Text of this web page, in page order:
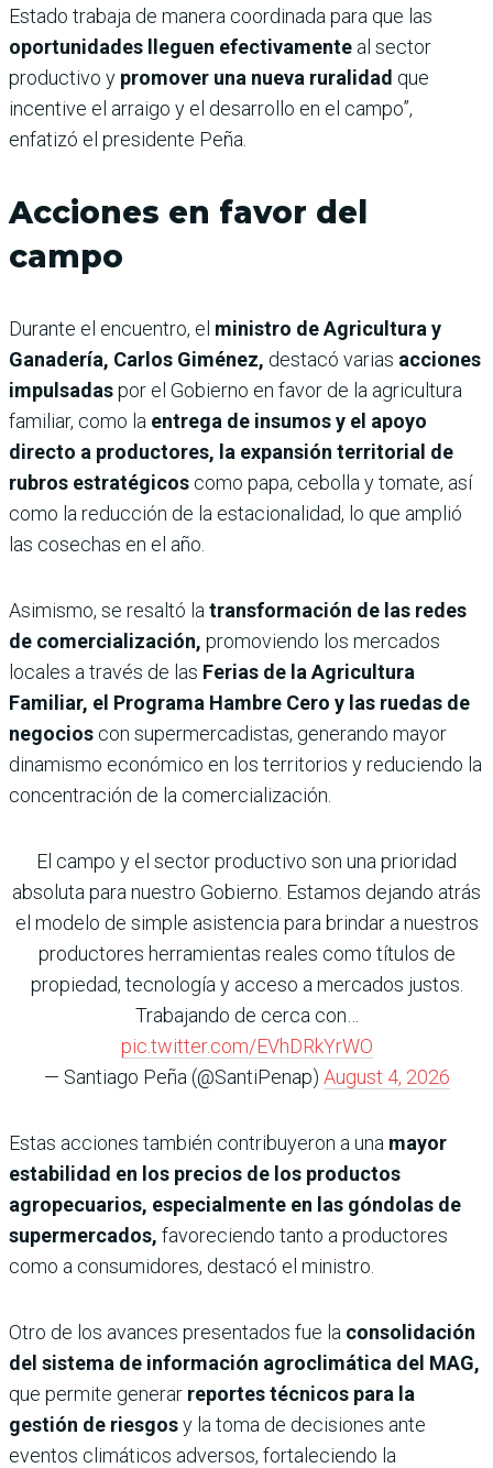
Estado trabaja de manera coordinada para que las
oportunidades lleguen efectivamente al sector
productivo y promover una nueva ruralidad que
incentive el arraigo y el desarrollo en el campo”,
enfatizó el presidente Peña.
Acciones en favor del
campo
Durante el encuentro, el ministro de Agricultura y
Ganadería, Carlos Giménez, destacó varias acciones
impulsadaspor el Gobierno en favor de la agricultura
familiar, como la entrega de insumos y el apoyo
directo a productores, la expansión territorial de
rubros estratégicos como papa, cebolla y tomate, así
como la reducción de la estacionalidad, lo que amplió
las cosechas en el año.
Asimismo, se resaltó la transformación de las redes
de comercialización, promoviendo los mercados
locales a través de las Ferias de la Agricultura
Familiar, el Programa Hambre Cero y las ruedas de
negocios con supermercadistas, generando mayor
dinamismo económico en los territorios y reduciendo la
concentración de la comercialización.
El campo y el sector productivo son una prioridad
absoluta para nuestro Gobierno. Estamos dejando atrás
el modelo de simple asistencia para brindar a nuestros
productores herramientas reales como títulos de
propiedad, tecnología y acceso a mercados justos.
Trabajando de cerca con…
pic.twitter.com/EVhDRkYrWO
— Santiago Peña (@SantiPenap) August 4, 2026
Estas acciones también contribuyeron a una mayor
estabilidad en los precios de los productos
agropecuarios, especialmente en las góndolas de
supermercados, favoreciendo tanto a productores
como a consumidores, destacó el ministro.
Otro de los avances presentados fue la consolidación
del sistema de información agroclimática del MAG,
que permite generar reportes técnicos para la
gestión de riesgosy la toma de decisiones ante
eventos climáticos adversos, fortaleciendo la